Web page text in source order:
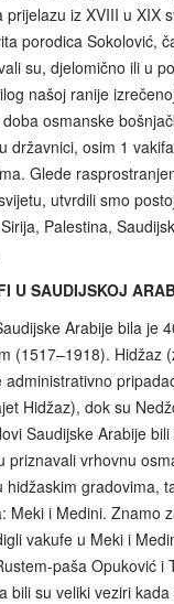
prijelazu iz XVIII u XIX
porodica Sokolović,
su, djelomično ili u
našoj ranije
osmanske
državnici, osim 1
Glede
utvrdili smo
Palestina,
U SAUDIJSKOJ
Arabije bila je
(1517–1918). Hidžaz
administrativno
Hidžaz), dok su
Saudijske Arabije
priznavali vrhovnu
hidžaskim gradovima,
Meki i Medini. Znamo
vakufe u Meki i
paša Opuković i
bili su veliki veziri